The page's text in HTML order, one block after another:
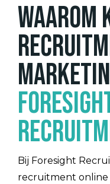
Waarom
Bij Foresight
recruitment online